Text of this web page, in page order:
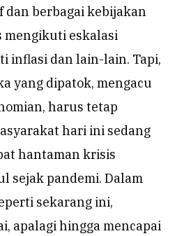
berbagai kebijakan
mengikuti eskalasi
inflasi dan lain-lain. Tapi,
yang dipatok, mengacu
harus tetap
hari ini sedang
hantaman krisis
sejak pandemi. Dalam
sekarang ini,
apalagi hingga mencapai